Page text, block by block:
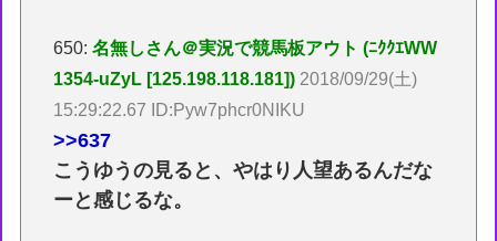
650:名無しさん＠実況で競馬板アウト (ﾆｸｸｴWW
1354-uZyL [125.198.118.181]) 2018/09/29(土)
15:29:22.67 ID:Pyw7phcr0NIKU
>>637
こうゆうの見ると、やはり人望あるんだな
ーと感じるな。